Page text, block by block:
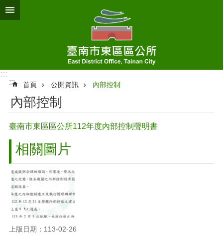
跳到主要內容區塊
:::
:::
首頁 公開資訊 內部控制
內部控制
臺南市東區區公所112年度內部控制聲明書
相關圖片
上版日期：113-02-26